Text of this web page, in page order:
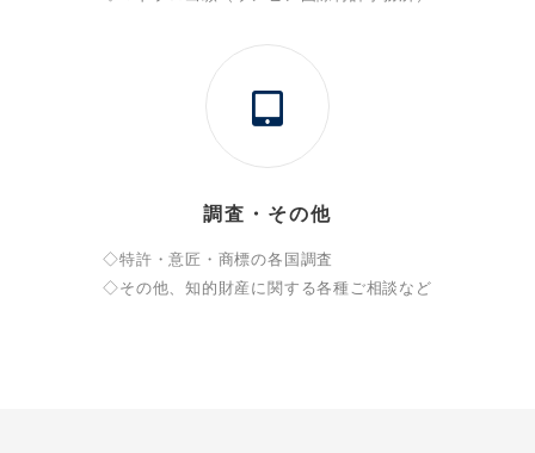
調査・その他
◇特許・意匠・商標の各国調査
◇その他、知的財産に関する各種ご相談など